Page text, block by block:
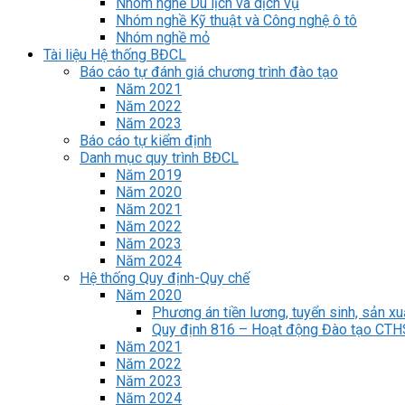
Nhóm nghề Kỹ thuật và Công nghệ ô tô
Nhóm nghề mỏ
Tài liệu Hệ thống BĐCL
Báo cáo tự đánh giá chương trình đào tạo
Năm 2021
Năm 2022
Năm 2023
Báo cáo tự kiểm định
Danh mục quy trình BĐCL
Năm 2019
Năm 2020
Năm 2021
Năm 2022
Năm 2023
Năm 2024
Hệ thống Quy định-Quy chế
Năm 2020
Phương án tiền lương, tuyển sinh, sản
Quy định 816 – Hoạt động Đào tạo
Năm 2021
Năm 2022
Năm 2023
Năm 2024